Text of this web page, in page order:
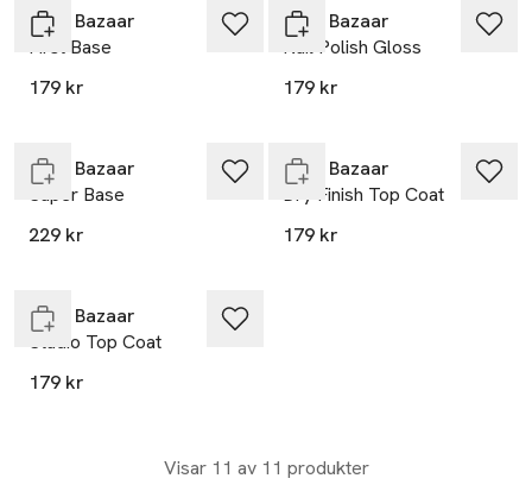
Kure Bazaar
First Base
179 kr
Kure Bazaar
Nail Polish Gloss
179 kr
Kure Bazaar
Super Base
229 kr
Kure Bazaar
Dry Finish Top Coat
179 kr
Kure Bazaar
Studio Top Coat
179 kr
Visar 11 av 11 produkter